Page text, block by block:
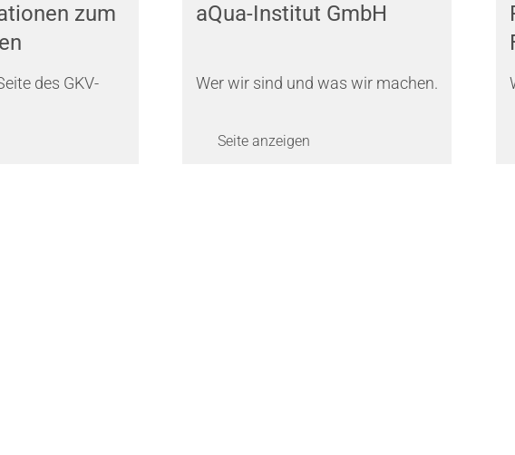
zum
des GKV-
aQua-Institut GmbH
Wer wir sind und was wir machen.
Seite anzeigen